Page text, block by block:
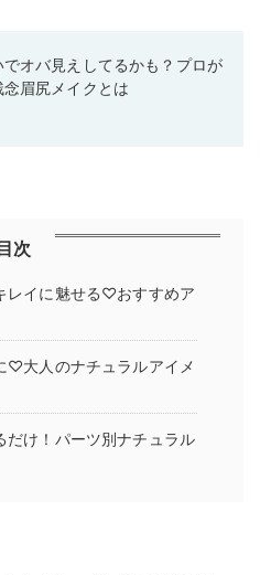
でオバ見えしてるかも？プロが
眉尻メイクとは
次
レイに魅せる♡おすすめア
♡大人のナチュラルアイメ
だけ！パーツ別ナチュラル